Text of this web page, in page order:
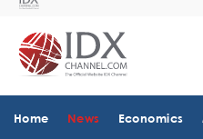
Home News Economics